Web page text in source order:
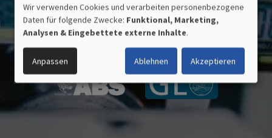
ZERTIFIZIERTE QUALITÄT
MADE IN GERMANY
VERWENDUNG
PERSONENBEZOGENER
DATEN
UND
COOKIES
Wir verwenden Cookies und verarbeiten personenbezogene
Daten für folgende Zwecke: Funktional, Marketing,
Analysen & Eingebettete externe Inhalte.
Anpassen Ablehnen Akzeptieren